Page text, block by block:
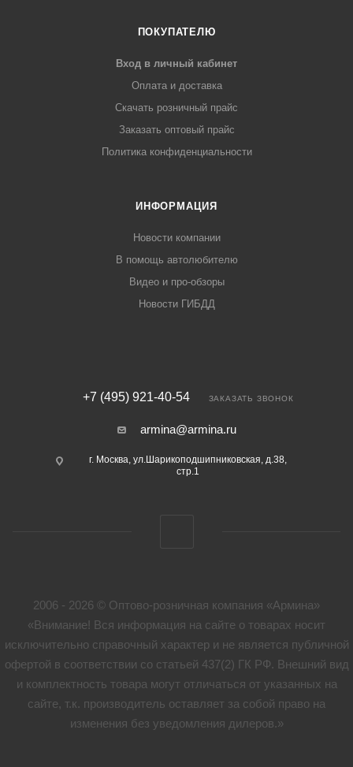
ПОКУПАТЕЛЮ
Вход в личный кабинет
Оплата и доставка
Скачать розничный прайс
Заказать оптовый прайс
Политика конфиденциальности
ИНФОРМАЦИЯ
Новости компании
В помощь автолюбителю
Видео и про-обзоры
Новости ГИБДД
+7 (495) 921-40-54 ЗАКАЗАТЬ ЗВОНОК
armina@armina.ru
г. Москва, ул.Шарикоподшипниковская, д.38,
стр.1
2006 - 2026 © Оптово-розничная компания «Армина»
«Внимание! Вся информация на сайте о товарах носит
исключительно справочный характер и не является публичной
офертой в соответствии со статьей 437(2) ГК РФ. Внешний вид
и комплектность товара могут отличаться от указанных на
сайте, т.к. производитель оставляет за собой право на
изменения без уведомления дилеров.»